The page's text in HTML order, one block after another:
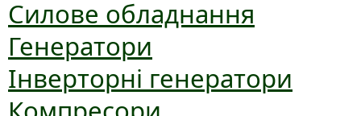
Силове обладнання
Генератори
Інверторні генератори